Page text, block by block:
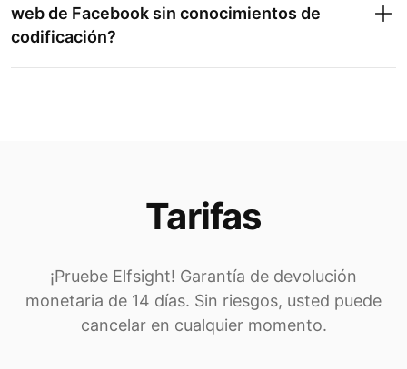
web de Facebook sin conocimientos de
codificación?
Tarifas
¡Pruebe Elfsight! Garantía de devolución
monetaria de 14 días. Sin riesgos, usted puede
cancelar en cualquier momento.